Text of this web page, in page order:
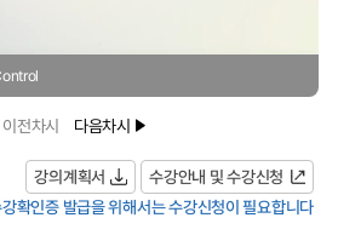
이전차시 다음차시
강의계획서
수강안내 및 수강신청
확인증 발급을 위해서는 수강신청이 필요합니다